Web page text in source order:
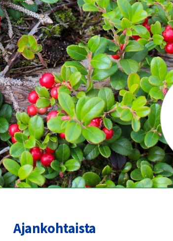
Ajankohtaista